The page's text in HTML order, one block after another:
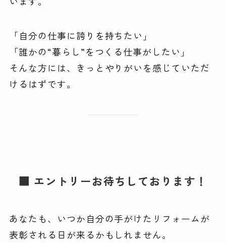
「自分の仕事に誇りを持ちたい」
「誰かの“暮らし”をつくる仕事がしたい」
そんな方には、きっとやりがいを感じていただ
けるはずです。
■ エントリーお待ちしております！
あなたも、いつか自分の手がけたリフォームが
表彰される日が来るかもしれません。